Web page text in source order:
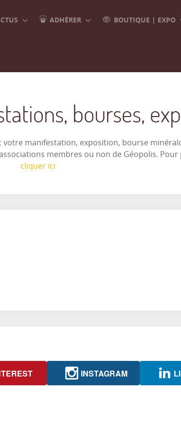
ADHÉRER BOUTIQUE | EXPO
bourses,
manifestation, exposition, bourse
membres ou non de Géopolis.
cliquer ici
INSTAGRAM